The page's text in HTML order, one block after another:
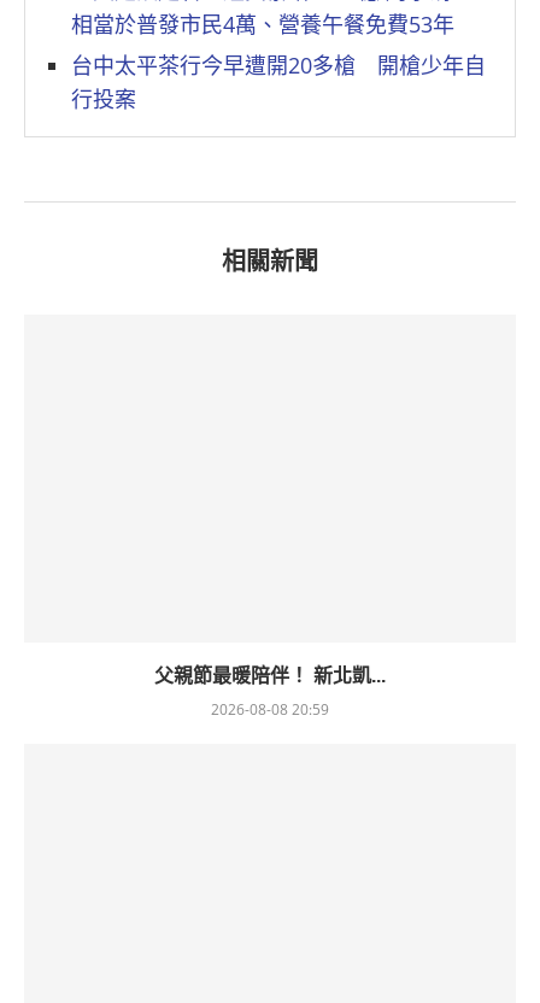
相當於普發市民4萬、營養午餐免費53年
台中太平茶行今早遭開20多槍 開槍少年自
行投案
相關新聞
父親節最暖陪伴！ 新北凱...
2026-08-08 20:59